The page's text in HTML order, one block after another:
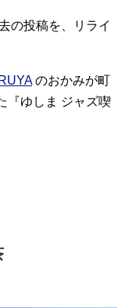
の投稿を、リライ
のおかみが町
『ゆしま ジャズ喫